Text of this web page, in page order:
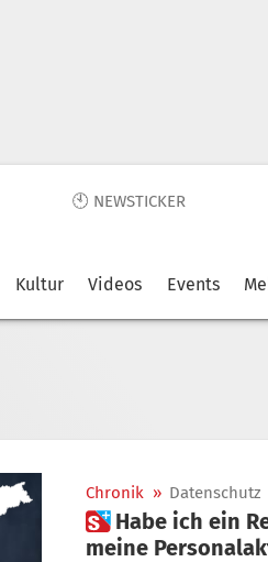
🕙 NEWSTICKER
Kultur Videos Events
Chronik » Datenschutz
 Habe ich ein Recht darauf,
meine